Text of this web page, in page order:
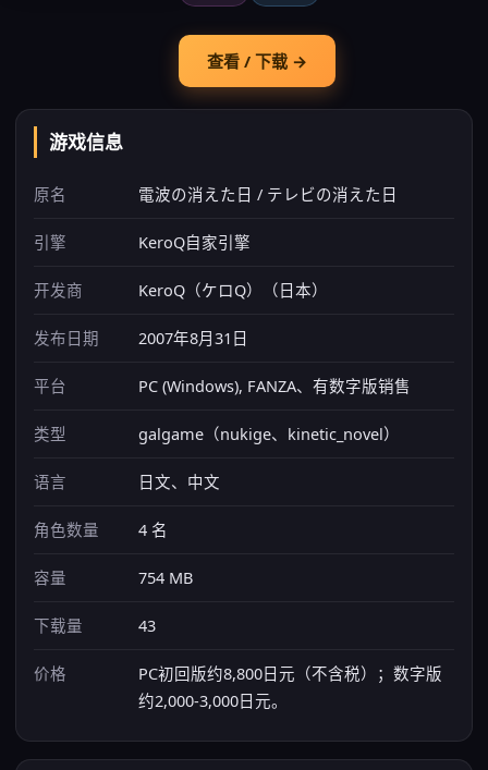
查看 / 下载 →
游戏信息
原名 電波の消えた日 / テレビの消えた日
引擎 KeroQ自家引擎
开发商 KeroQ（ケロQ）（日本）
发布日期 2007年8月31日
平台 PC (Windows), FANZA、有数字版销售
类型 galgame（nukige、kinetic_novel）
语言 日文、中文
角色数量 4 名
容量 754 MB
下载量 43
价格
PC初回版约8,800日元（不含税）；数字版
约2,000-3,000日元。